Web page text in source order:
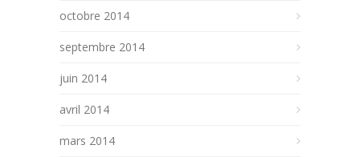
octobre 2014
septembre 2014
juin 2014
avril 2014
mars 2014